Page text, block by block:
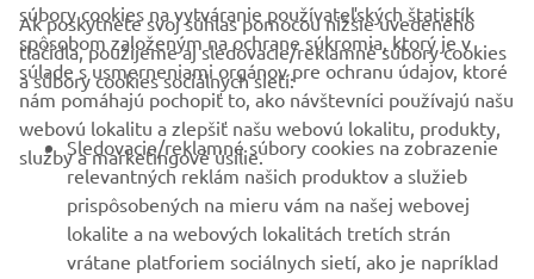
FIREMNÉ STRÁNKY
VIAC YAMAHA
súbory cookies na vytváranie používateľských štatistík
spôsobom založeným na ochrane súkromia, ktorý je v
súlade s usmerneniami orgánov pre ochranu údajov, ktoré
nám pomáhajú pochopiť to, ako návštevníci používajú našu
webovú lokalitu a zlepšiť našu webovú lokalitu, produkty,
služby a marketingové úsilie.
Ak poskytnete svoj súhlas pomocou nižšie uvedeného
tlačidla, použijeme aj sledovacie/reklamné súbory cookies
a súbory cookies sociálnych sietí:
Sledovacie/reklamné súbory cookies na zobrazenie
relevantných reklám našich produktov a služieb
prispôsobených na mieru vám na našej webovej
lokalite a na webových lokalitách tretích strán
vrátane platforiem sociálnych sietí, ako je napríklad